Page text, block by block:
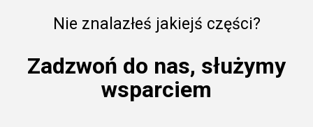
Nie znalazłeś jakiejś części?
Zadzwoń do nas, służymy
wsparciem